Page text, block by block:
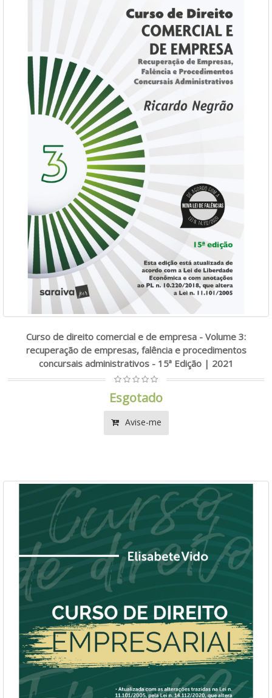
Curso de direito comercial e de empresa - Volume 3:
recuperação de empresas, falência e procedimentos
concursais administrativos - 15ª Edição | 2021
Esgotado
Avise-me